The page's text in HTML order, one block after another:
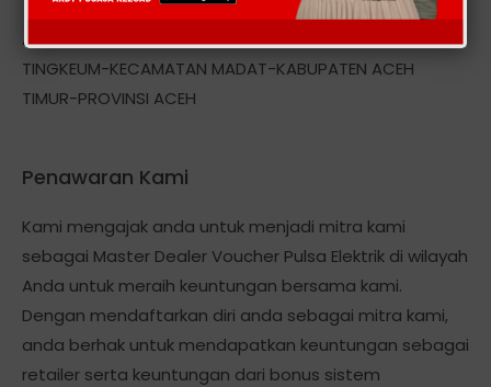
Alamat kantor kami berlokasi Di: DESA MEUNASAH
TINGKEUM-KECAMATAN MADAT-KABUPATEN ACEH
TIMUR-PROVINSI ACEH
Penawaran Kami
Kami mengajak anda untuk menjadi mitra kami
sebagai Master Dealer Voucher Pulsa Elektrik di wilayah
Anda untuk meraih keuntungan bersama kami.
Dengan mendaftarkan diri anda sebagai mitra kami,
anda berhak untuk mendapatkan keuntungan sebagai
retailer serta keuntungan dari bonus sistem